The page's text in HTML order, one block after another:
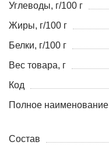
Углеводы, г/100 г
Жиры, г/100 г
Белки, г/100 г
Вес товара, г
Код
Полное наименование
Состав